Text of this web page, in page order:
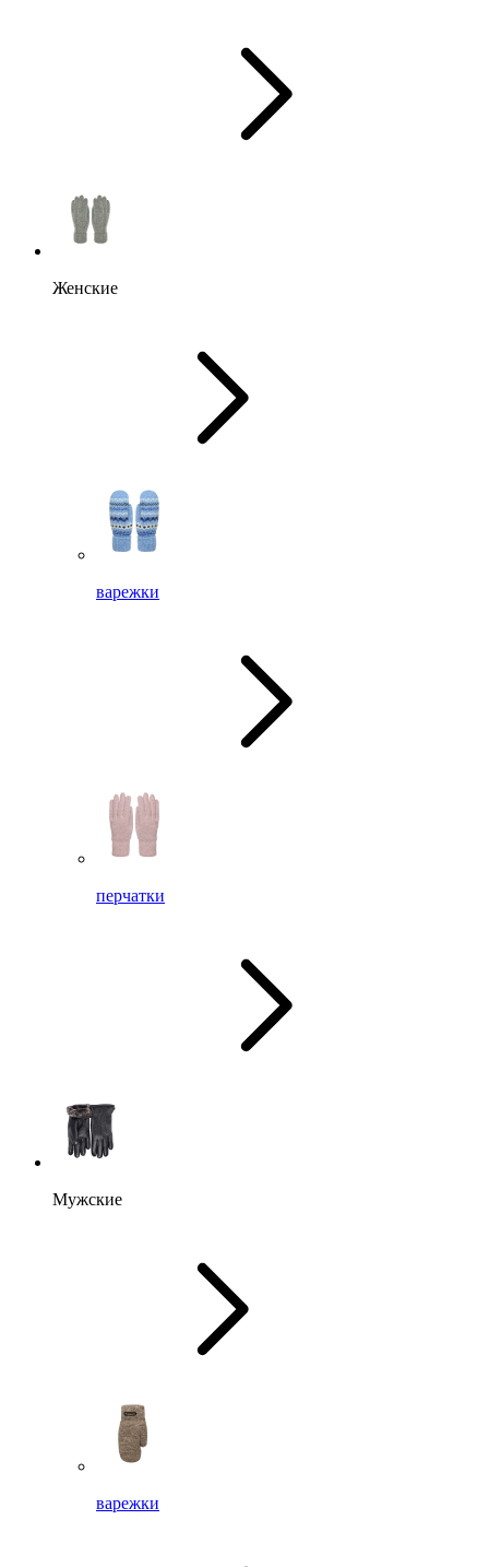
Женские
варежки
перчатки
Мужские
варежки